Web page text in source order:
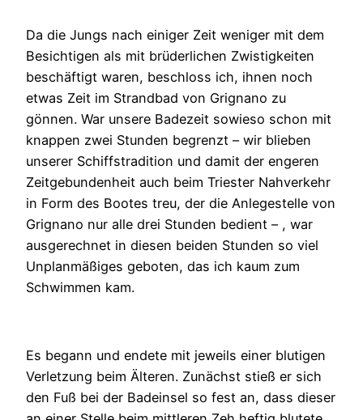
Da die Jungs nach einiger Zeit weniger mit dem
Besichtigen als mit brüderlichen Zwistigkeiten
beschäftigt waren, beschloss ich, ihnen noch
etwas Zeit im Strandbad von Grignano zu
gönnen. War unsere Badezeit sowieso schon mit
knappen zwei Stunden begrenzt – wir blieben
unserer Schiffstradition und damit der engeren
Zeitgebundenheit auch beim Triester Nahverkehr
in Form des Bootes treu, der die Anlegestelle von
Grignano nur alle drei Stunden bedient – , war
ausgerechnet in diesen beiden Stunden so viel
Unplanmäßiges geboten, das ich kaum zum
Schwimmen kam.
Es begann und endete mit jeweils einer blutigen
Verletzung beim Älteren. Zunächst stieß er sich
den Fuß bei der Badeinsel so fest an, dass dieser